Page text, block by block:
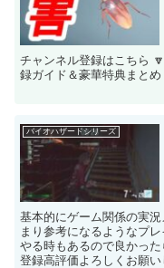
チャンネル登録はこちら
録ガイド＆豪華特典まとめ
バイオハザードシリーズ
基本的にゲーム関係の実
まり参考になるようなプ
やる時もあるので良かっ
登録高評価よろしくお願い